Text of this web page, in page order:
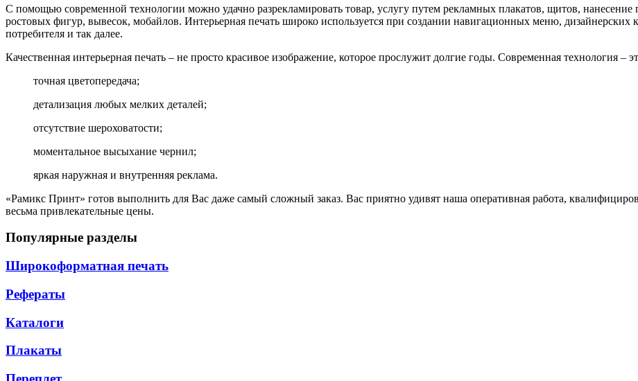
С помощью современной технологии можно удачно разрекламировать товар, услугу путем рекламных плакатов, щитов,
ростовых фигур, вывесок, мобайлов. Интерьерная печать широко используется при создании навигационных меню, дизайнерских
потребителя и так далее.
Качественная интерьерная печать – не просто красивое изображение, которое прослужит долгие годы. Современная технология –
точная цветопередача;
детализация любых мелких деталей;
отсутствие шероховатости;
моментальное высыхание чернил;
яркая наружная и внутренняя реклама.
«Рамикс Принт» готов выполнить для Вас даже самый сложный заказ. Вас приятно удивят наша оперативная работа,
весьма привлекательные цены.
Популярные разделы
Широкоформатная печать
Рефераты
Каталоги
Плакаты